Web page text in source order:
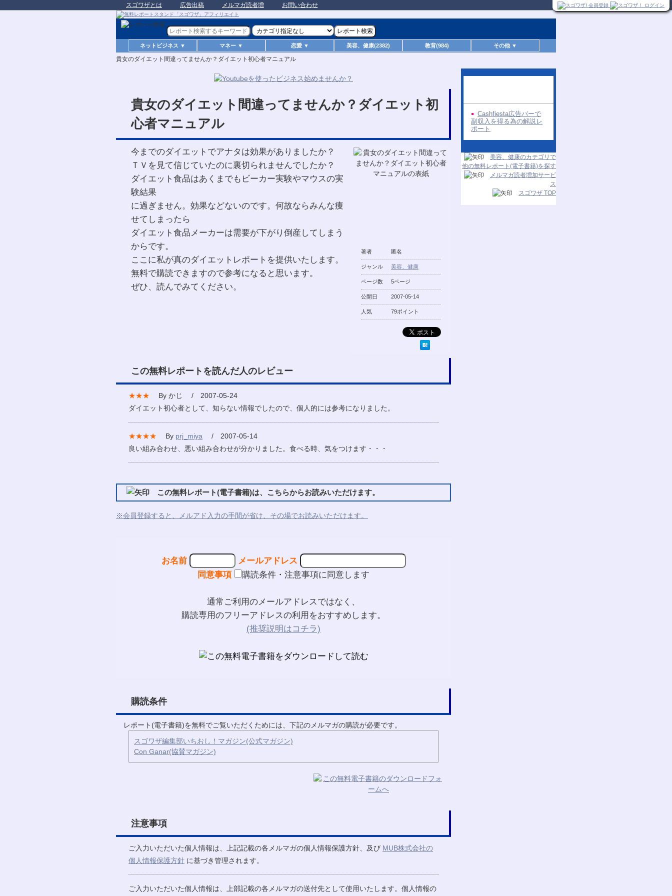
スゴワザとは 広告出稿 メルマガ読者増 お問い合わせ
ネットビジネス ▼ マネー ▼ 恋愛 ▼ 美容、健康(2382) 教育(984) その他 ▼
貴女のダイエット間違ってませんか？ダイエット初心者マニュアル
貴女のダイエット間違ってませんか？ダイエット初
心者マニュアル
著者 匿名
ジャンル 美容、健康
ページ数 5ページ
公開日 2007-05-14
人気 79ポイント
今までのダイエットでアナタは効果がありましたか？
ＴＶを見て信じていたのに裏切られませんでしたか？
ダイエット食品はあくまでもビーカー実験やマウスの実
験結果
に過ぎません。効果などないのです。何故ならみんな痩
せてしまったら
ダイエット食品メーカーは需要が下がり倒産してしまう
からです。
ここに私が真のダイエットレポートを提供いたします。
無料で購読できますので参考になると思います。
ぜひ、読んでみてください。
この無料レポートを読んだ人のレビュー
★★★
By かじ / 2007-05-24
ダイエット初心者として、知らない情報でしたので、個人的には参考になりました。
★★★★ By prj_miya / 2007-05-14
良い組み合わせ、悪い組み合わせが分かりました。食べる時、気をつけます・・・
この無料レポート(電子書籍)は、こちらからお読みいただけます。
※会員登録すると、メルアド入力の手間が省け、その場でお読みいただけます。
お名前
メールアドレス
同意事項
購読条件・注意事項に同意します
通常ご利用のメールアドレスではなく、
購読専用のフリーアドレスの利用をおすすめします。
(推奨説明はコチラ)
購読条件
レポート(電子書籍)を無料でご覧いただくためには、下記のメルマガの購読が必要です。
スゴワザ編集部いちおし！マガジン(公式マガジン)
Con Ganar(協賛マガジン)
注意事項
ご入力いただいた個人情報は、上記記載の各メルマガの個人情報保護方針、及び MUB株式会社の
個人情報保護方針 に基づき管理されます。
ご入力いただいた個人情報は、上部記載の各メルマガの送付先として使用いたします。個人情報の
Cashfiesta広告バーで
副収入を得る為の解説レ
ポート
美容、健康のカテゴリで
他の無料レポート(電子書籍)を探す
メルマガ読者増加サービ
ス
スゴワザ TOP